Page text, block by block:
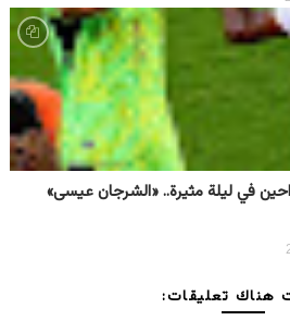
في ليلة مثيرة.. «الشرجان عيسى»
هناك تعليقات: